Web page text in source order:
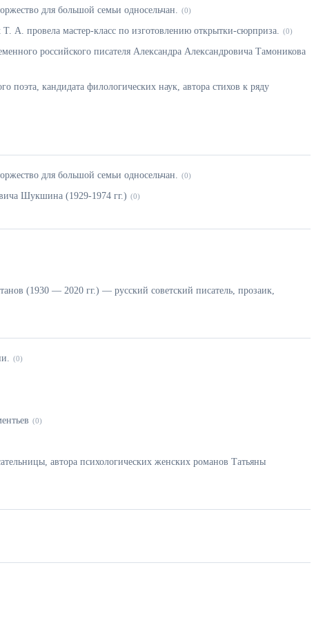
для большой семьи односельчан. (0)
А. провела мастер-класс по изготовлению открытки-сюрприза. (0)
российского писателя Александра Александровича Тамоникова
поэта, кандидата филологических наук, автора стихов к ряду
для большой семьи односельчан. (0)
Шукшина (1929-1974 гг.) (0)
(1930 — 2020 гг.) — русский советский писатель, прозаик,
(0)
(0)
автора психологических женских романов Татьяны